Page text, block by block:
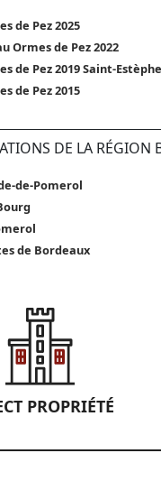
de Pez 2025
Ormes de Pez 2022
de Pez 2019 Saint-Estèphe
de Pez 2015
DE LA RÉGION
de-Pomerol
de Bordeaux
PROPRIÉTÉ